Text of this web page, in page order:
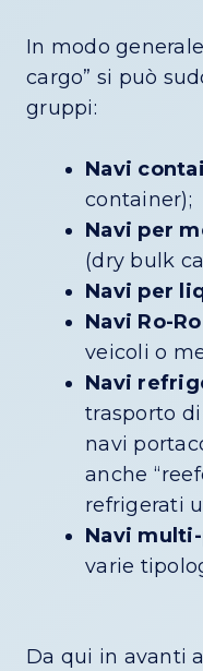
In modo
cargo” si può
gruppi:
Navi
container);
Navi per
(dry bulk
Navi per
Navi Ro-Ro
veicoli o
Navi
trasporto
navi
anche
refrigerati
Navi
varie
Da qui in avanti